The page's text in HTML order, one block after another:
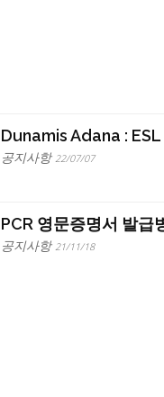
Dunamis Adana :
공지사항 22/07/07
PCR 영문증명서 발급
공지사항 21/11/18